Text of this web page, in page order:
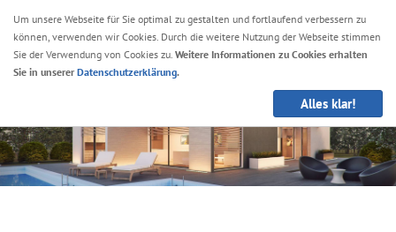
Um unsere Webseite für Sie optimal zu gestalten und fortlaufend verbessern zu
können, verwenden wir Cookies. Durch die weitere Nutzung der Webseite stimmen
Sie der Verwendung von Cookies zu. Weitere Informationen zu Cookies erhalten
Sie in unserer Datenschutzerklärung.
Alles klar!